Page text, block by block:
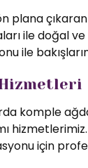
plana
ile doğal
ile
komple
için